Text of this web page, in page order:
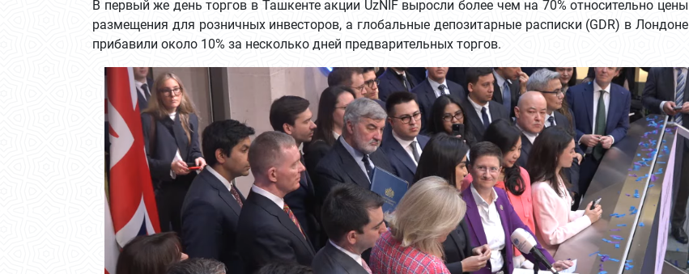
В первый же день торгов в Ташкенте акции UzNIF выросли более чем на 70% относительно цены
размещения для розничных инвесторов, а глобальные депозитарные расписки (GDR) в Лондоне
прибавили около 10% за несколько дней предварительных торгов.